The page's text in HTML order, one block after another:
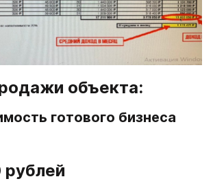
объекта:
готового бизнеса